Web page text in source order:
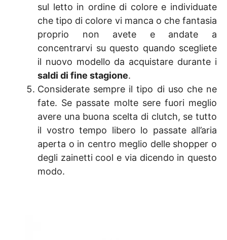
sul letto in ordine di colore e individuate
che tipo di colore vi manca o che fantasia
proprio non avete e andate a
concentrarvi su questo quando scegliete
il nuovo modello da acquistare durante i
saldi di fine stagione.
Considerate sempre il tipo di uso che ne
fate. Se passate molte sere fuori meglio
avere una buona scelta di clutch, se tutto
il vostro tempo libero lo passate all’aria
aperta o in centro meglio delle shopper o
degli zainetti cool e via dicendo in questo
modo.